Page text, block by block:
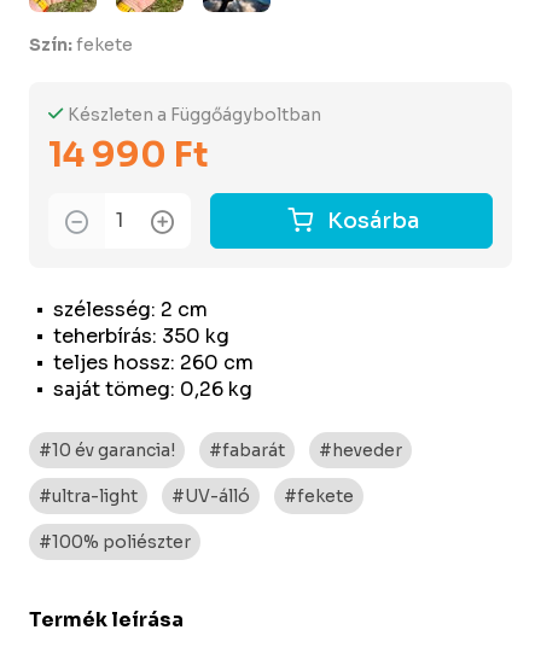
szélesség: 2 cm
teherbírás: 350 kg
teljes hossz: 260 cm
saját tömeg: 0,26 kg
Készleten a Függőágyboltban
14 990 Ft
Kosárba
Szín:fekete
#10 év garancia! #fabarát #heveder
#ultra-light #UV-álló #fekete
#100% poliészter
Termék leírása